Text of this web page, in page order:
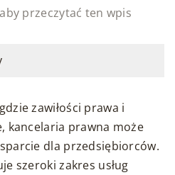
przeczytać ten wpis
zawiłości prawa i
kancelaria prawna może
dla przedsiębiorców.
szeroki zakres usług